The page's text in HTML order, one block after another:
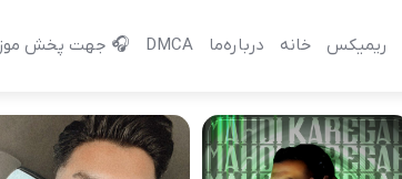
ریمیکس خانه درباره‌‌ما DMCA 🎧 جهت پخش